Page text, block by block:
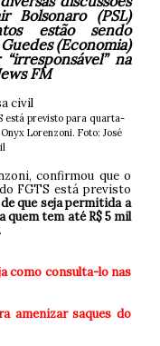
Bolsonaro (PSL)
estão sendo
(Economia)
na
FM
está previsto para quarta-
Lorenzoni. Foto: José
confirmou que o
FGTS está previsto
que seja permitida a
quem tem até R$ 5 mil
.
como consulta-lo nas
amenizar saques do